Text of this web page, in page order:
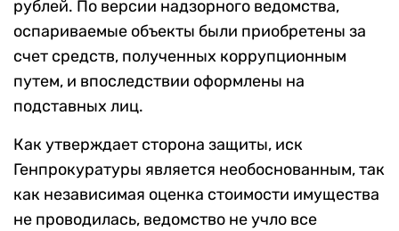
рублей. По версии надзорного ведомства,
оспариваемые объекты были приобретены за
счет средств, полученных коррупционным
путем, и впоследствии оформлены на
подставных лиц.
Как утверждает сторона защиты, иск
Генпрокуратуры является необоснованным, так
как независимая оценка стоимости имущества
не проводилась, ведомство не учло все